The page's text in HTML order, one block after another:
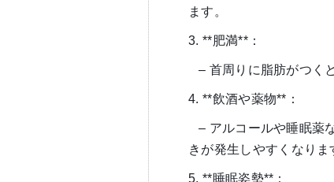
ます。
3. **肥満**：
– 首周りに脂肪がつく
4. **飲酒や薬物**：
– アルコールや睡眠薬
きが発生しやすくなりま
5. **睡眠姿勢**：